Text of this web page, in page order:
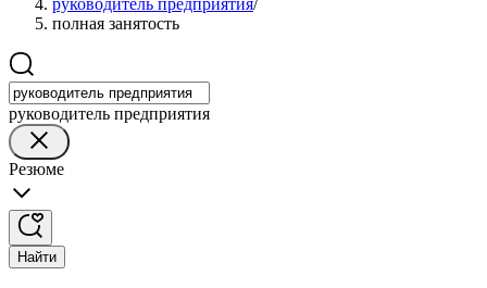
руководитель предприятия/
полная занятость
руководитель предприятия
Резюме
Найти